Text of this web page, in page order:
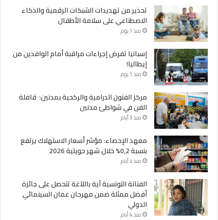
تحذير من تهديدات الشبكات الرقمية والذكاء
الاصطناعي على سلامة الأطفال
منذ 1 يوم
إسبانيا تفرض إجراءات مراقبة أمام الوافدين من
إيطاليا!
منذ 1 يوم
مركز الفنون الدرامية والركحية بمدنين: قافلة
الفن في شواطئ مدنين
منذ 3 أيام
معهد الإحصاء: مؤشر أسعار الاستهلاك يرتفع
بنسبة 0,2% خلال شهر جويلية 2026
منذ 4 أيام
الفنانة التونسية آية باللآغة تتحصل على جائزة
أفضل ممثلة ضمن مهرجان عمان السينمائي
الدولي
منذ 4 أيام